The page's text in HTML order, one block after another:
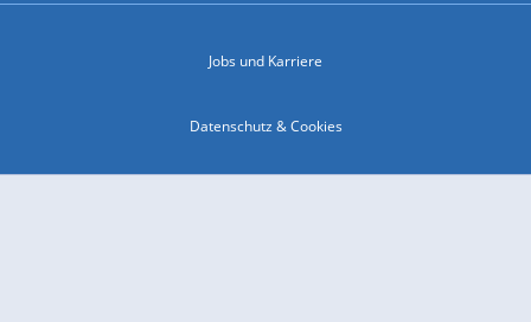
Jobs und Karriere
Datenschutz & Cookies